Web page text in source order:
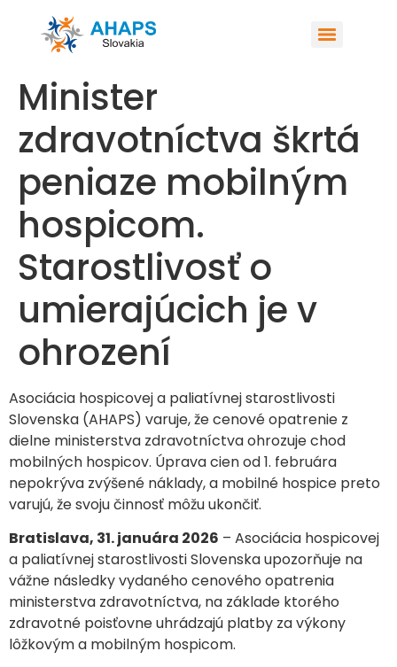
Minister
zdravotníctva škrtá
peniaze mobilným
hospicom.
Starostlivosť o
umierajúcich je v
ohrození
Asociácia hospicovej a paliatívnej starostlivosti
Slovenska (AHAPS) varuje, že cenové opatrenie z
dielne ministerstva zdravotníctva ohrozuje chod
mobilných hospicov. Úprava cien od 1. februára
nepokrýva zvýšené náklady, a mobilné hospice preto
varujú, že svoju činnosť môžu ukončiť.
Bratislava, 31. januára 2026 – Asociácia hospicovej
a paliatívnej starostlivosti Slovenska upozorňuje na
vážne následky vydaného cenového opatrenia
ministerstva zdravotníctva, na základe ktorého
zdravotné poisťovne uhrádzajú platby za výkony
lôžkovým a mobilným hospicom.